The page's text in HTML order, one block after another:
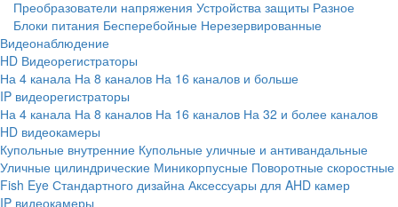
Преобразователи напряжения Устройства защиты Разное
Блоки питания Бесперебойные Нерезервированные
Видеонаблюдение
HD Видеорегистраторы
На 4 канала На 8 каналов На 16 каналов и больше
IP видеорегистраторы
На 4 канала На 8 каналов На 16 каналов На 32 и более каналов
HD видеокамеры
Купольные внутренние Купольные уличные и антивандальные
Уличные цилиндрические Миникорпусные Поворотные скоростные
Fish Eye Стандартного дизайна Аксессуары для AHD камер
IP видеокамеры